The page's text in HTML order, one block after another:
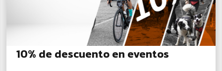
10% de descuento en eventos